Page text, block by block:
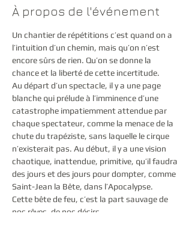
À propos de l'événement
Un chantier de répétitions c’est quand on a
l’intuition d’un chemin, mais qu’on n’est
encore sûrs de rien. Qu’on se donne la
chance et la liberté de cette incertitude.
Au départ d’un spectacle, il y a une page
blanche qui prélude à l’imminence d’une
catastrophe impatiemment attendue par
chaque spectateur, comme la menace de la
chute du trapéziste, sans laquelle le cirque
n’existerait pas. Au début, il y a une vision
chaotique, inattendue, primitive, qu’il faudra
des jours et des jours pour dompter, comme
Saint-Jean la Bête, dans l’Apocalypse.
Cette bête de feu, c’est la part sauvage de
nos rêves, de nos désirs.